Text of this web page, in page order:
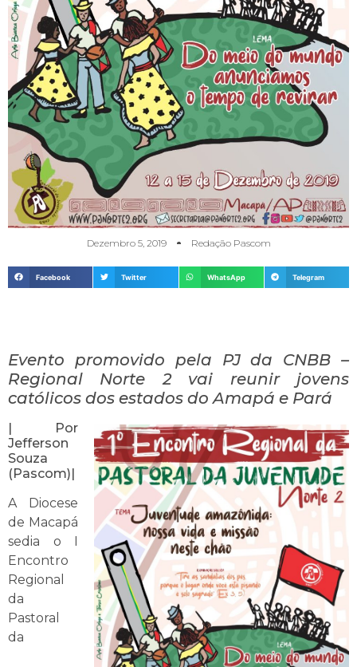
Dezembro 5, 2019 Redação Pascom
Facebook Twitter WhatsApp Telegram
Evento promovido pela PJ da CNBB –
Regional Norte 2 vai reunir jovens
católicos dos estados do Amapá e Pará
| Por
Jefferson
Souza
(Pascom)|
A Diocese
de Macapá
sedia o I
Encontro
Regional
da
Pastoral
da